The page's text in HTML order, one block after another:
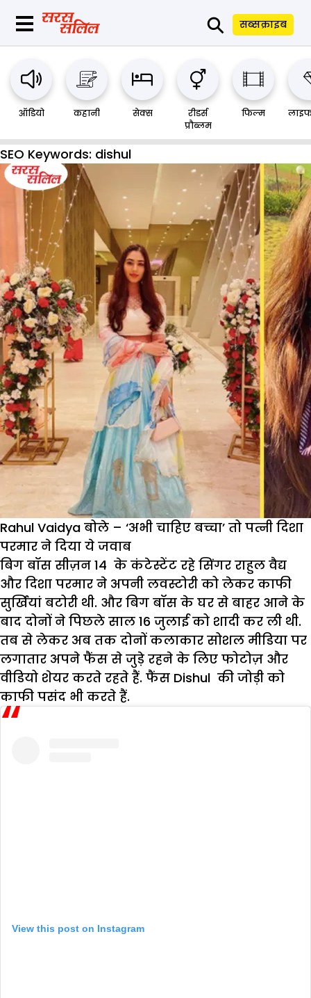
⚲ सब्सक्राइब
ऑडियो कहानी सेक्स
रीडर्स
प्रौब्लम
फिल्म
SEO Keywords: dishul
Rahul Vaidya बोले – ‘अभी चाहिए बच्चा’ तो पत्नी दिशा
परमार ने दिया ये जवाब
बिग बॉस सीज़न 14 के कंटेस्टेंट रहे सिंगर राहुल वैद्य
और दिशा परमार ने अपनी लवस्टोरी को लेकर काफी
सुर्खियां बटोरी थी. और बिग बॉस के घर से बाहर आने के
बाद दोनों ने पिछले साल 16 जुलाई को शादी कर ली थी.
तब से लेकर अब तक दोनों कलाकार सोशल मीडिया पर
लगातार अपने फैंस से जुड़े रहने के लिए फोटोज़ और
वीडियो शेयर करते रहते हैं. फैंस Dishul की जोड़ी को
काफी पसंद भी करते हैं.
View this post on Instagram